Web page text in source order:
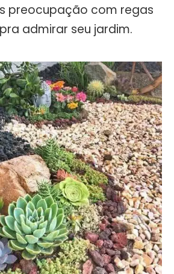
preocupação com regas
admirar seu jardim.